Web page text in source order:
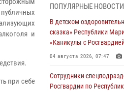
и
при себе
профессиональным
07 августа 2026, 06:47
Начальник отдела
охраны Управления
Всероссийском
Новгороде (видео)
ПОПУЛЯРНЫЕ НОВОСТИ
В детском
сказка» Республики
«Каникулы с
04 августа 2026, 07:47
Сотрудники
Росгвардии по